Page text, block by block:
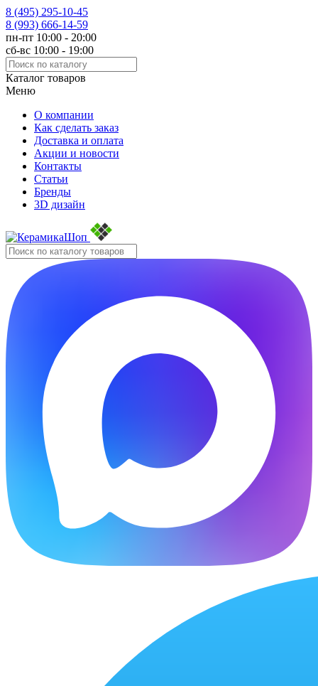
8 (495) 295-10-45
8 (993) 666-14-59
пн-пт 10:00 - 20:00
сб-вс 10:00 - 19:00
Каталог товаров
Меню
О компании
Как сделать заказ
Доставка и оплата
Акции и новости
Контакты
Статьи
Бренды
3D дизайн